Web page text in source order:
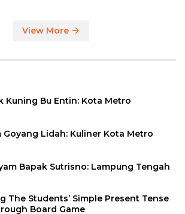
View More
Kuning Bu Entin: Kota Metro
Goyang Lidah: Kuliner Kota Metro
Bapak Sutrisno: Lampung Tengah
The Students’ Simple Present Tense
Board Game